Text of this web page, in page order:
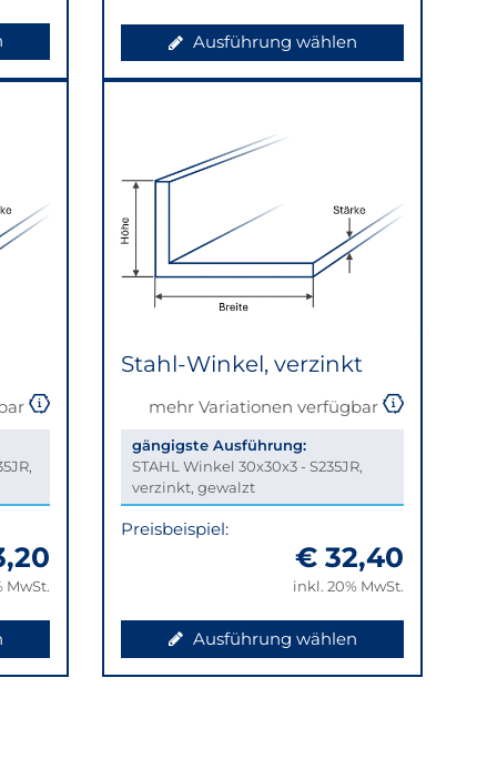
Ausführung wählen
MwSt.
Stahl-Winkel, verzinkt
mehr Variationen verfügbar
gängigste Ausführung:
STAHL Winkel 30x30x3 - S235JR,
verzinkt, gewalzt
Preisbeispiel:
€ 32,40
inkl. 20% MwSt.
Ausführung wählen